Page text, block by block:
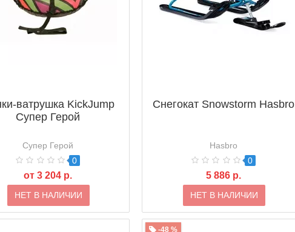
ватрушка KickJump
Супер Герой
Супер Герой
0
от 3 204 р.
НЕТ В НАЛИЧИИ
Снегокат Snowstorm Hasbro
Hasbro
0
5 886 р.
НЕТ В НАЛИЧИИ
-48 %